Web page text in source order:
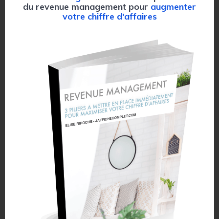
très liés, c’est capital pour responsabiliser votre
interlocuteur sur le fait que vous, vous allez bloquer la
lequel on veut se protéger. Parce qu’il est hors de question
qu’on bloque toute notre année, si c’est quelqu’un qui dit
avoir l’intention de venir toute l’année. Il est hors de
question qu’on bloque toute l’année pour que finalement, le
gars ne vienne quasiment jamais. Et j’irai même plus loin, il
est hors de question qu’on bloque toute l’année avec un
prix moyen, du fait de la négociation, pour qu’au final, il ne
vienne que pendant les périodes fortes, ou pendant les
périodes où il y a des événements. Et ces périodes-là, on
n’avait pas besoin de lui pour les remplir. Donc il faut qu’on
s’assure de sécuriser le fait qu’il va venir chez nous, et que
ce prix, il est réellement conditionné à sa venue et son
paiement effectif dans les lieux. Donc pour ça, c’est très
important de quadriller les conditions d’annulation et le
mode de paiement. Je pense que si par exemple, c’est
quelqu’un qui vient sur plusieurs semaines ou sur plusieurs
mois, ça peut être intéressant de demander le paiement en
amont, et pour une période donnée. Comme ça, vous
du revenue management pour augmenter
votre chiffre d'affaires